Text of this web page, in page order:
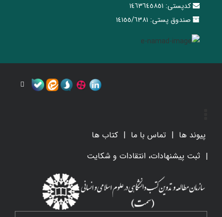
کدپستی: ١٤٦٣٦٤٥٨٥١
صندوق پستی: ١٤١٥٥/٦٣٨١
پیوند ها تماس با ما
کتاب ها
ثبت پیشنهادات، انتقادات و شکایت